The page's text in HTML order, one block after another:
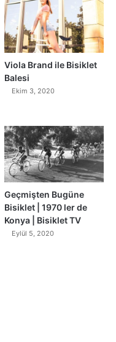
Viola Brand ile Bisiklet
Balesi
Ekim 3, 2020
Geçmişten Bugüne
Bisiklet | 1970 ler de
Konya | Bisiklet TV
Eylül 5, 2020